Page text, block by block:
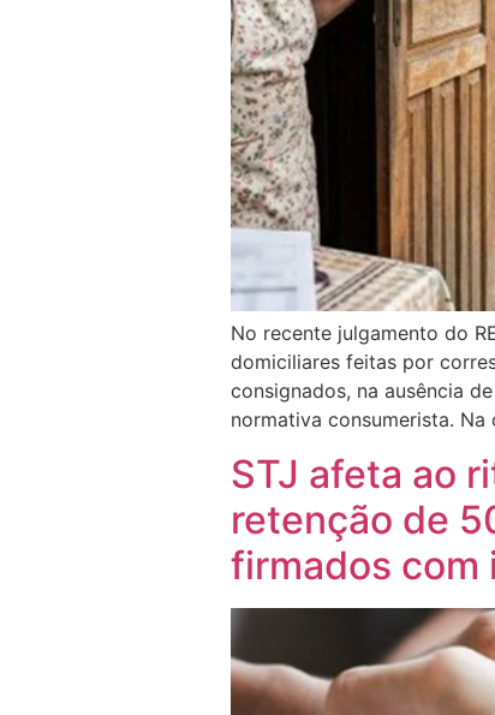
No recente julgamento do
domiciliares feitas por
consignados, na ausência
normativa consumerista.
STJ afeta ao
retenção de
firmados com